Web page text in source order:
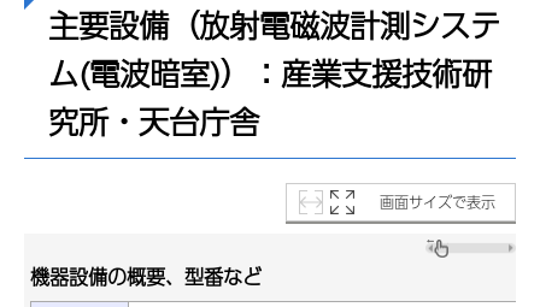
主要設備（放射電磁波計測システ
ム(電波暗室)）：産業支援技術研
究所・天台庁舎
画面サイズで表示
機器設備の概要、型番など